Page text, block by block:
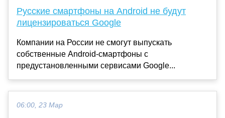
Русские смартфоны на Android не будут
лицензироваться Google
Компании на России не смогут выпускать
собственные Android-смартфоны с
предустановленными сервисами Google...
06:00, 23 Мар